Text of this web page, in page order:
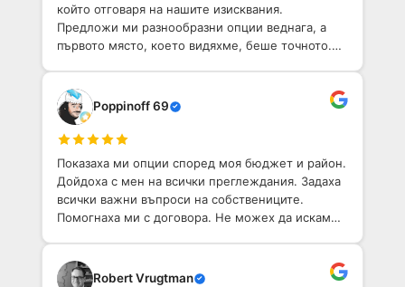
който отговаря на нашите изисквания.
Предложи ми разнообразни опции веднага, а
първото място, което видяхме, беше точното.
Poppinoff 69
Показаха ми опции според моя бюджет и район.
Дойдоха с мен на всички преглеждания. Задаха
всички важни въпроси на собствениците.
Помогнаха ми с договора. Не можех да искам
Robert Vrugtman